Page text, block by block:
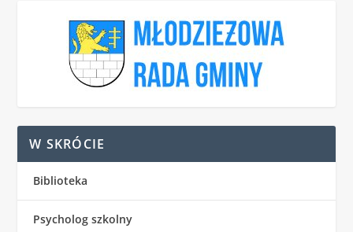
W SKRÓCIE
Biblioteka
Psycholog szkolny